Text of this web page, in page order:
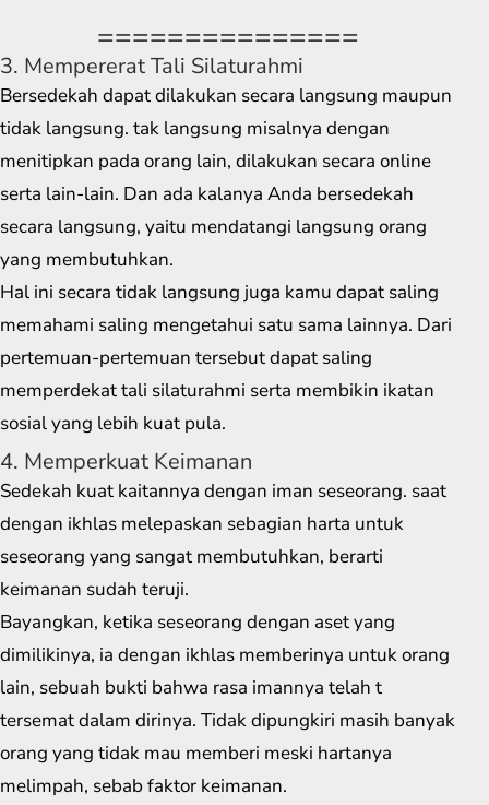
===============
3. Mempererat Tali Silaturahmi
Bersedekah dapat dilakukan secara langsung maupun
tidak langsung. tak langsung misalnya dengan
menitipkan pada orang lain, dilakukan secara online
serta lain-lain. Dan ada kalanya Anda bersedekah
secara langsung, yaitu mendatangi langsung orang
yang membutuhkan.
Hal ini secara tidak langsung juga kamu dapat saling
memahami saling mengetahui satu sama lainnya. Dari
pertemuan-pertemuan tersebut dapat saling
memperdekat tali silaturahmi serta membikin ikatan
sosial yang lebih kuat pula.
4. Memperkuat Keimanan
Sedekah kuat kaitannya dengan iman seseorang. saat
dengan ikhlas melepaskan sebagian harta untuk
seseorang yang sangat membutuhkan, berarti
keimanan sudah teruji.
Bayangkan, ketika seseorang dengan aset yang
dimilikinya, ia dengan ikhlas memberinya untuk orang
lain, sebuah bukti bahwa rasa imannya telah t
tersemat dalam dirinya. Tidak dipungkiri masih banyak
orang yang tidak mau memberi meski hartanya
melimpah, sebab faktor keimanan.